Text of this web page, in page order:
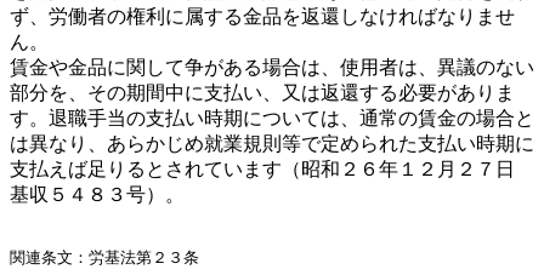
ず、労働者の権利に属する金品を返還しなければなりませ
ん。
賃金や金品に関して争がある場合は、使用者は、異議のない
部分を、その期間中に支払い、又は返還する必要がありま
す。退職手当の支払い時期については、通常の賃金の場合と
は異なり、あらかじめ就業規則等で定められた支払い時期に
支払えば足りるとされています（昭和２６年１２月２７日
基収５４８３号）。
関連条文：労基法第２３条